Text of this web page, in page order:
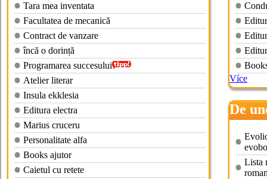
Tara mea inventata
Facultatea de mecanică
Contract de vanzare
încă o dorință
Programarea succesului
Atelier literar
Insula ekklesia
Editura electra
Marius cruceru
Personalitate alfa
Books ajutor
Caietul cu retete
Více
De
Lista